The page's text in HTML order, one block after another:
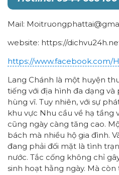
Mail:
website: https://
https://www.facebook.com/
Lang Chánh là một huyện
tiếng với địa hình đa dạng
hùng vĩ. Tuy nhiên, với sự
khu vực Nhu cầu về hạ tầng
cũng ngày càng tăng cao.
bách mà nhiều hộ gia đình.
đang phải đối mặt là tình
nước. Tắc cống không chỉ
sinh hoạt hằng ngày. Mà